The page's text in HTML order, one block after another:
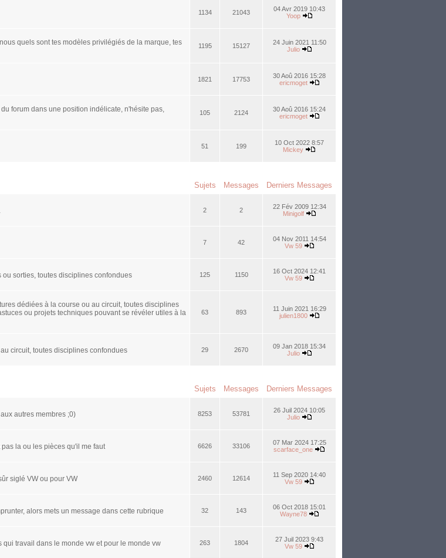
1134 21043
04 Avr 2019 10:43
Yoop
quels sont tes modèles privilégiés de la marque, tes
1195 15127
24 Juin 2021 11:50
Julio
1821 17753
30 Aoû 2016 15:28
ericmoget
forum dans une position indélicate, n'hésite pas,
105 2124
30 Aoû 2016 15:24
ericmoget
51 199
10 Oct 2022 8:57
Mickey
Sujets Messages Derniers Messages
2 2
22 Fév 2009 12:34
Minigolf
7 42
04 Nov 2011 14:54
Vw 59
sorties, toutes disciplines confondues
125 1150
16 Oct 2024 12:41
Vw 59
dédiées à la course ou au circuit, toutes disciplines
ou projets techniques pouvant se révéler utiles à la
63 893
11 Juin 2021 16:29
julien1800
circuit, toutes disciplines confondues
29 2670
09 Jan 2018 15:34
Julio
Sujets Messages Derniers Messages
autres membres ;0)
8253 53781
26 Juil 2024 10:05
Julio
la ou les pièces qu'il me faut
6626 33106
07 Mar 2024 17:25
scarface_one
siglé VW ou pour VW
2460 12614
11 Sep 2020 14:40
Vw 59
alors mets un message dans cette rubrique
32 143
06 Oct 2018 15:01
Wayne78
travail dans le monde vw et pour le monde vw
263 1804
27 Juil 2023 9:43
Vw 59